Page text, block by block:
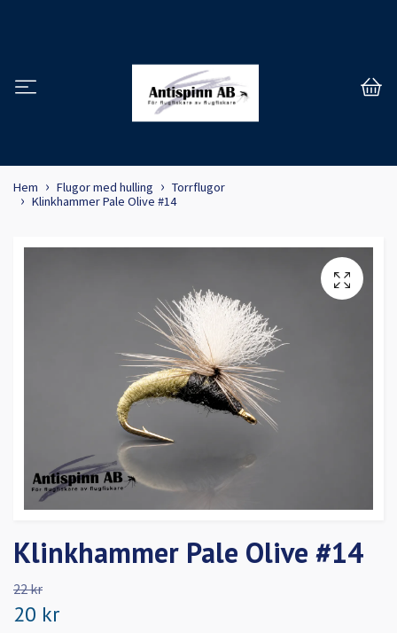
Hem Flugor med hulling
Torrflugor
Klinkhammer Pale Olive #14
Klinkhammer Pale Olive #14
22 kr
20 kr